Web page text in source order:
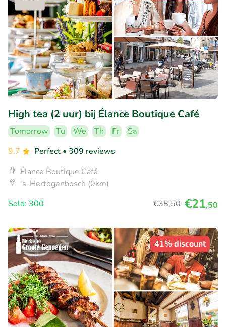
High tea (2 uur) bij Élance Boutique Café
Tomorrow Tu We Th Fr
Sa
9.7
Perfect • 309 reviews
Élance Boutique Café
's-Hertogenbosch (0km)
Sold: 300
€38,50 €21,50
41% discount